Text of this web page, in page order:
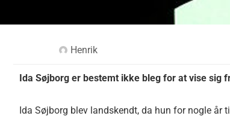
Henrik
Ida Søjborg er bestemt ikke bleg for at vise sig
Ida Søjborg blev landskendt, da hun for nogle år